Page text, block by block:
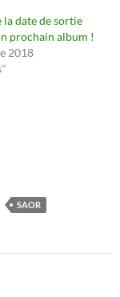
la date de sortie
prochain album !
2018
SAOR